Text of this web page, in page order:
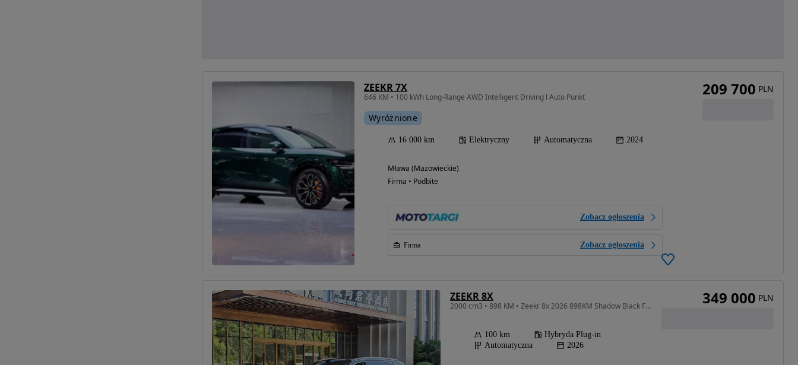
ZEEKR 7X
646 KM • 100 kWh Long-Range AWD Intelligent Driving l Auto Punkt
Wyróżnione
16 000 km Elektryczny Automatyczna 2024
Mława (Mazowieckie)
Firma • Podbite
Zobacz ogłoszenia
Firma Zobacz ogłoszenia
209 700 PLN
ZEEKR 8X
2000 cm3 • 898 KM • Zeekr 8x 2026 898KM Shadow Black FV 23% VAT
100 km
Hybryda Plug-in
Automatyczna
2026
349 000 PLN